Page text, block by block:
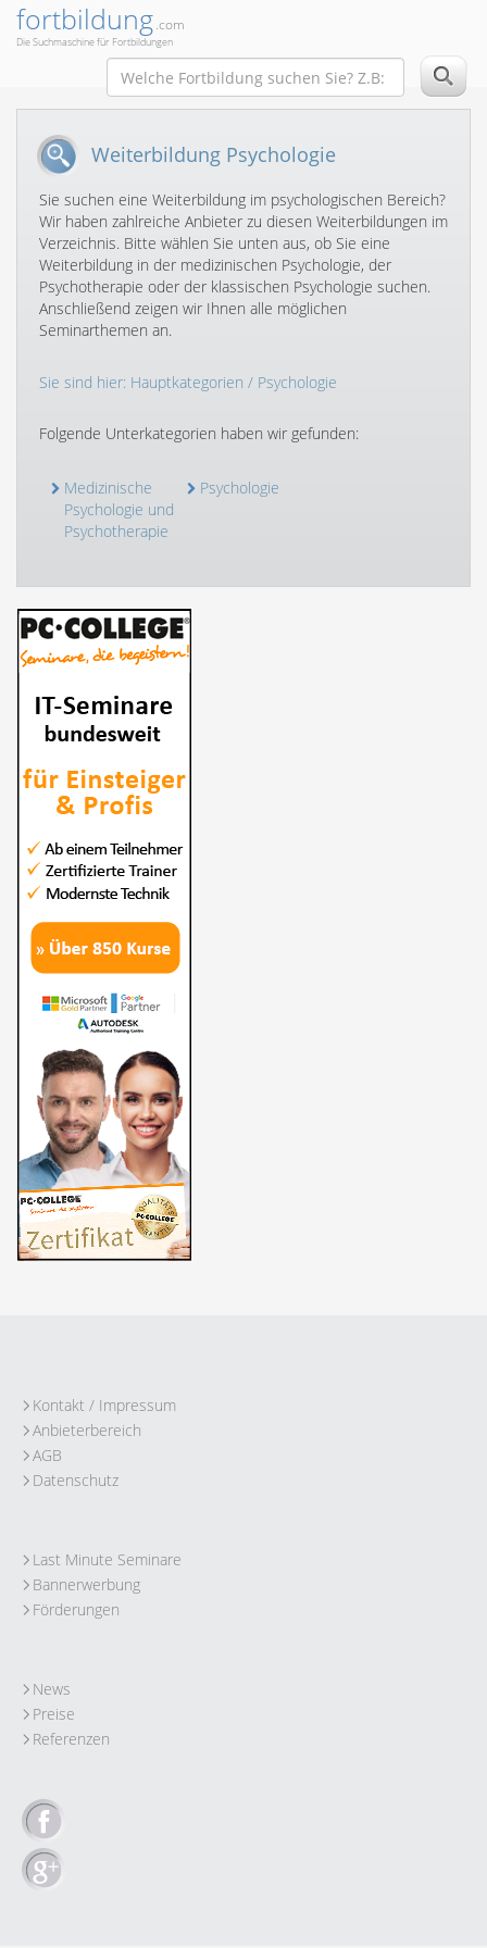
fortbildung.com
Die Suchmaschine für Fortbildungen
Weiterbildung Psychologie
Sie suchen eine Weiterbildung im psychologischen Bereich?
Wir haben zahlreiche Anbieter zu diesen Weiterbildungen im
Verzeichnis. Bitte wählen Sie unten aus, ob Sie eine
Weiterbildung in der medizinischen Psychologie, der
Psychotherapie oder der klassischen Psychologie suchen.
Anschließend zeigen wir Ihnen alle möglichen
Seminarthemen an.
Sie sind hier: Hauptkategorien / Psychologie
Folgende Unterkategorien haben wir gefunden:
Medizinische
Psychologie und
Psychotherapie
Psychologie
Kontakt / Impressum
Anbieterbereich
AGB
Datenschutz
Last Minute Seminare
Bannerwerbung
Förderungen
News
Preise
Referenzen